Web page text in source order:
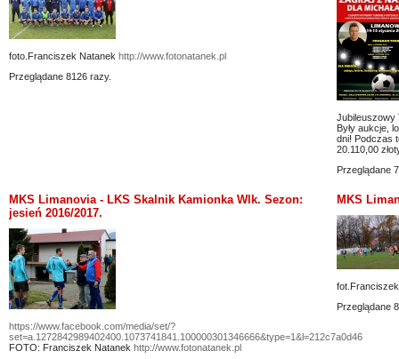
foto.Franciszek Natanek http://www.fotonatanek.pl
Przeglądane 8126 razy.
Jubileuszowy
Były aukcje,
dni! Podczas
20.110,00
Przeglądane
MKS Limanovia - LKS Skalnik Kamionka Wlk. Sezon:
jesień 2016/2017.
https://www.facebook.com/media/set/?
set=a.1272842989402400.1073741841.100000301346666&type=1&l=212c7a0d46
FOTO: Franciszek Natanek http://www.fotonatanek.pl
MKS
Przeglądane